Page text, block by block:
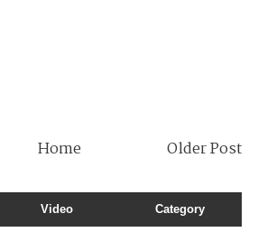
Older Post
Home
Video Category